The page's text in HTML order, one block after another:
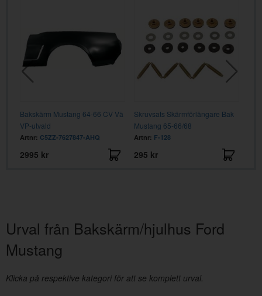
Bakskärm Mustang 64-66 CV Vä
VP-utvald
Artnr: C5ZZ-7627847-AHQ
2995 kr
Skruvsats Skärmförlängare Bak
Mustang 65-66/68
Artnr: F-128
295 kr
Urval från Bakskärm/hjulhus Ford
Mustang
Klicka på respektive kategori för att se komplett urval.